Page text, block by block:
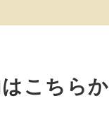
こちら